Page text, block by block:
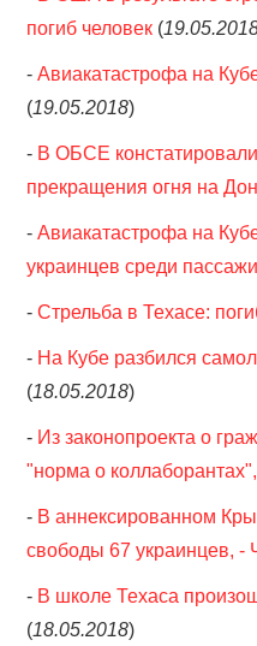
погиб человек (
-Авиакатастрофа на
(19.05.2018)
- В ОБСЕ
прекращения огня на
-Авиакатастрофа на
украинцев среди
-Стрельба в Техасе:
- На Кубе разбился
(18.05.2018)
- Из законопроекта о
"норма о
- В аннексированном
свободы 67 украинцев, -
- В школе Техаса
(18.05.2018)